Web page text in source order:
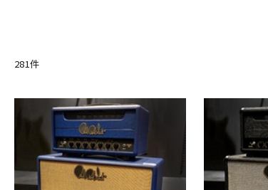
Two Notes
Udo Roesner Amps Universal Audio unknown
他
キョーリツ
281件